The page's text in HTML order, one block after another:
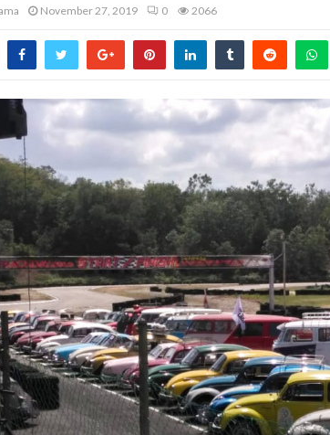
November 27, 2019 0 2066